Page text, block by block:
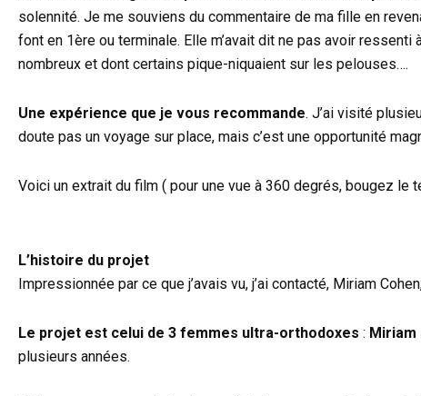
solennité. Je me souviens du commentaire de ma fille en
font en 1ère ou terminale. Elle m’avait dit ne pas avoir
nombreux et dont certains pique-niquaient sur les pelouses….
Une expérience que je vous recommande. J’ai visité
doute pas un voyage sur place, mais c’est une opportunité
Voici un extrait du film ( pour une vue à 360 degrés, bougez le
L’histoire du projet
Impressionnée par ce que j’avais vu, j’ai contacté, Miriam
Le projet est celui de 3 femmes ultra-orthodoxes : Miriam
plusieurs années.